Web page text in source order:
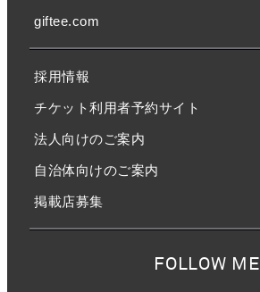
giftee.com
採用情報
チケット利用者予約サイト
法人向けのご案内
自治体向けのご案内
掲載店募集
FOLLOW ME